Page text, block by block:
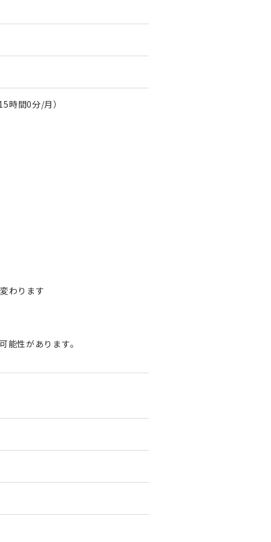
時間0分/月）
わります
能性があります。